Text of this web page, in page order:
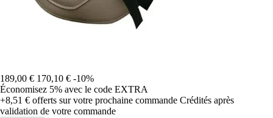
189,00 € 170,10 € -10%
Économisez 5% avec le code EXTRA
+8,51 € offerts sur votre prochaine commande Crédités après
validation de votre commande